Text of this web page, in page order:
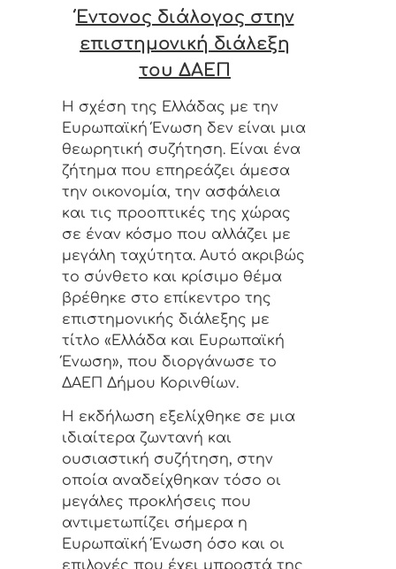
Έντονος διάλογος στην
επιστημονική διάλεξη
του ΔΑΕΠ
Η σχέση της Ελλάδας με την
Ευρωπαϊκή Ένωση δεν είναι μια
θεωρητική συζήτηση. Είναι ένα
ζήτημα που επηρεάζει άμεσα
την οικονομία, την ασφάλεια
και τις προοπτικές της χώρας
σε έναν κόσμο που αλλάζει με
μεγάλη ταχύτητα. Αυτό ακριβώς
το σύνθετο και κρίσιμο θέμα
βρέθηκε στο επίκεντρο της
επιστημονικής διάλεξης με
τίτλο «Ελλάδα και Ευρωπαϊκή
Ένωση», που διοργάνωσε το
ΔΑΕΠ Δήμου Κορινθίων.
Η εκδήλωση εξελίχθηκε σε μια
ιδιαίτερα ζωντανή και
ουσιαστική συζήτηση, στην
οποία αναδείχθηκαν τόσο οι
μεγάλες προκλήσεις που
αντιμετωπίζει σήμερα η
Ευρωπαϊκή Ένωση όσο και οι
επιλογές που έχει μπροστά της